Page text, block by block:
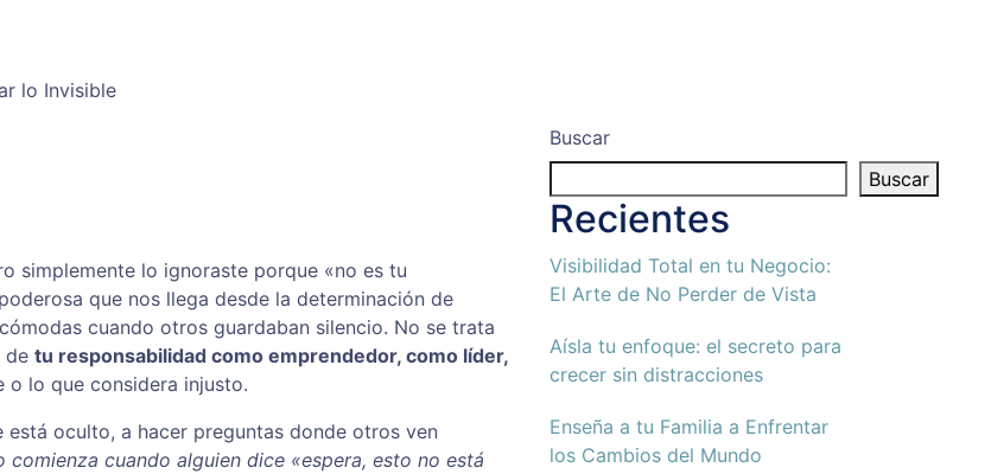
lo Invisible
simplemente lo ignoraste porque «no es tu
que nos llega desde la determinación de
cuando otros guardaban silencio. No se trata
de tu responsabilidad como emprendedor, como líder,
o lo que considera injusto.
oculto, a hacer preguntas donde otros ven
comienza cuando alguien dice «espera, esto no está
Buscar
Buscar
Recientes
Visibilidad Total en tu Negocio:
El Arte de No Perder de Vista
Aísla tu enfoque: el secreto para
crecer sin distracciones
Enseña a tu Familia a Enfrentar
los Cambios del Mundo